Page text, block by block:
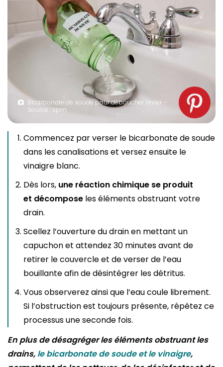
Bicarbonate de soude pour déboucher l’évier –
Source : spm
Commencez par verser le bicarbonate de soude
dans les canalisations et versez ensuite le
vinaigre blanc.
Dès lors, une réaction chimique se produit
et décompose les éléments obstruant votre
drain.
Scellez l’ouverture du drain en mettant un
capuchon et attendez 30 minutes avant de
retirer le couvercle et de verser de l’eau
bouillante afin de désintégrer les détritus.
Vous observerez ainsi que l’eau coule librement.
Si l’obstruction est toujours présente, répétez ce
processus une seconde fois.
En plus de désagréger les éléments obstruant les
drains, le bicarbonate de soude et le vinaigre,